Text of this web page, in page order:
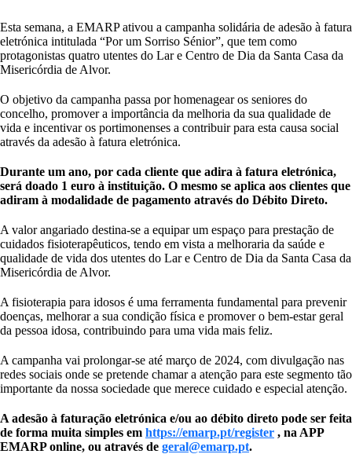
Esta semana, a EMARP ativou a campanha solidária de adesão à fatura
eletrónica intitulada “Por um Sorriso Sénior”, que tem como
protagonistas quatro utentes do Lar e Centro de Dia da Santa Casa da
Misericórdia de Alvor.
O objetivo da campanha passa por homenagear os seniores do
concelho, promover a importância da melhoria da sua qualidade de
vida e incentivar os portimonenses a contribuir para esta causa social
através da adesão à fatura eletrónica.
Durante um ano, por cada cliente que adira à fatura eletrónica,
será doado 1 euro à instituição. O mesmo se aplica aos clientes que
adiram à modalidade de pagamento através do Débito Direto.
A valor angariado destina-se a equipar um espaço para prestação de
cuidados fisioterapêuticos, tendo em vista a melhoraria da saúde e
qualidade de vida dos utentes do Lar e Centro de Dia da Santa Casa da
Misericórdia de Alvor.
A fisioterapia para idosos é uma ferramenta fundamental para prevenir
doenças, melhorar a sua condição física e promover o bem-estar geral
da pessoa idosa, contribuindo para uma vida mais feliz.
A campanha vai prolongar-se até março de 2024, com divulgação nas
redes sociais onde se pretende chamar a atenção para este segmento tão
importante da nossa sociedade que merece cuidado e especial atenção.
A adesão à faturação eletrónica e/ou ao débito direto pode ser feita
de forma muita simples em https://emarp.pt/register , na APP
EMARP online, ou através de geral@emarp.pt.